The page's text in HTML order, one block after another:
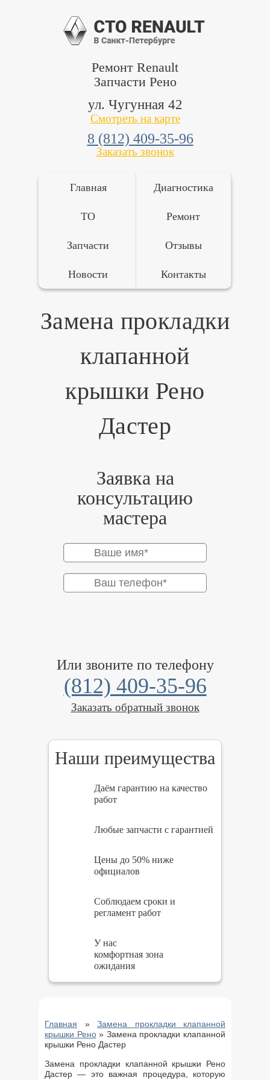
Ремонт Renault
Запчасти Рено
ул. Чугунная 42
Смотреть на карте
8 (812) 409-35-96
Заказать звонок
Главная
ТО
Диагностика
Ремонт
Запчасти Отзывы
Новости Контакты
Замена прокладки
клапанной
крышки Рено
Дастер
Заявка на
консультацию
мастера
Или звоните по телефону
(812) 409-35-96
Заказать обратный звонок
Наши преимущества
Даём гарантию на качество
работ
Любые запчасти с гарантией
Цены до 50% ниже
официалов
Соблюдаем сроки и
регламент работ
У нас
комфортная зона
ожидания
Главная » Замена прокладки клапанной
крышки Рено» Замена прокладки клапанной
крышки Рено Дастер
Замена прокладки клапанной крышки Рено
Дастер — это важная процедура, которую